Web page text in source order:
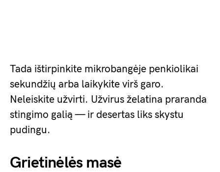
Tada ištirpinkite mikrobangėje penkiolikai
sekundžių arba laikykite virš garo.
Neleiskite užvirti. Užvirus želatina praranda
stingimo galią — ir desertas liks skystu
pudingu.
Grietinėlės masė